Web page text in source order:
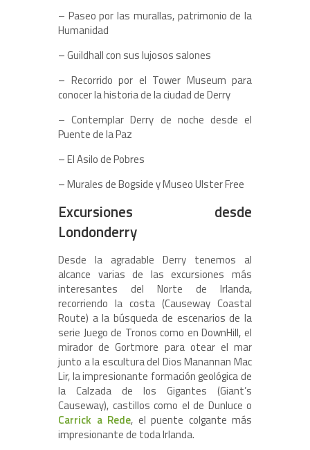
– Paseo por las murallas, patrimonio de la
Humanidad
– Guildhall con sus lujosos salones
– Recorrido por el Tower Museum para
conocer la historia de la ciudad de Derry
– Contemplar Derry de noche desde el
Puente de la Paz
– El Asilo de Pobres
– Murales de Bogside y Museo Ulster Free
Excursiones desde
Londonderry
Desde la agradable Derry tenemos al
alcance varias de las excursiones más
interesantes del Norte de Irlanda,
recorriendo la costa (Causeway Coastal
Route) a la búsqueda de escenarios de la
serie Juego de Tronos como en DownHill, el
mirador de Gortmore para otear el mar
junto a la escultura del Dios Manannan Mac
Lir, la impresionante formación geológica de
la Calzada de los Gigantes (Giant’s
Causeway), castillos como el de Dunluce o
Carrick a Rede, el puente colgante más
impresionante de toda Irlanda.